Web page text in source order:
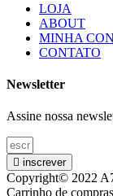
LOJA
ABOUT
MINHA
CONTATO
Newsletter
Assine nossa
inscrever
Copyright© 2022
Carrinho de compras